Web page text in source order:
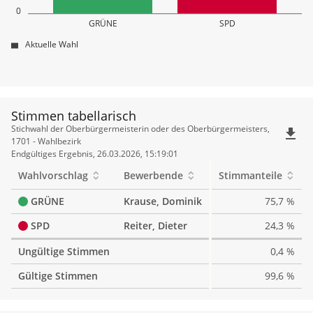
0
GRÜNE SPD
Aktuelle Wahl
Stimmen tabellarisch
Stimmen
tabellarisch
Stichwahl der Oberbürgermeisterin oder des Oberbürgermeisters,
1701 - Wahlbezirk
Endgültiges Ergebnis, 26.03.2026, 15:19:01
file_download
Wahlvorschlag Bewerbende
Stimmanteile
GRÜNE
Krause, Dominik
75,7 %
SPD
Reiter, Dieter
24,3 %
Ungültige Stimmen
0,4 %
Gültige Stimmen
99,6 %